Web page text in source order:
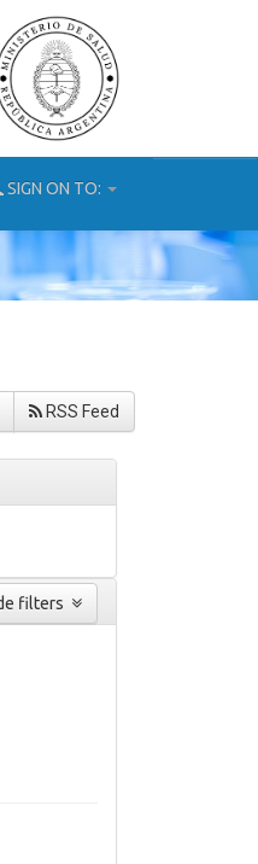
SIGN ON TO:
RSS Feed